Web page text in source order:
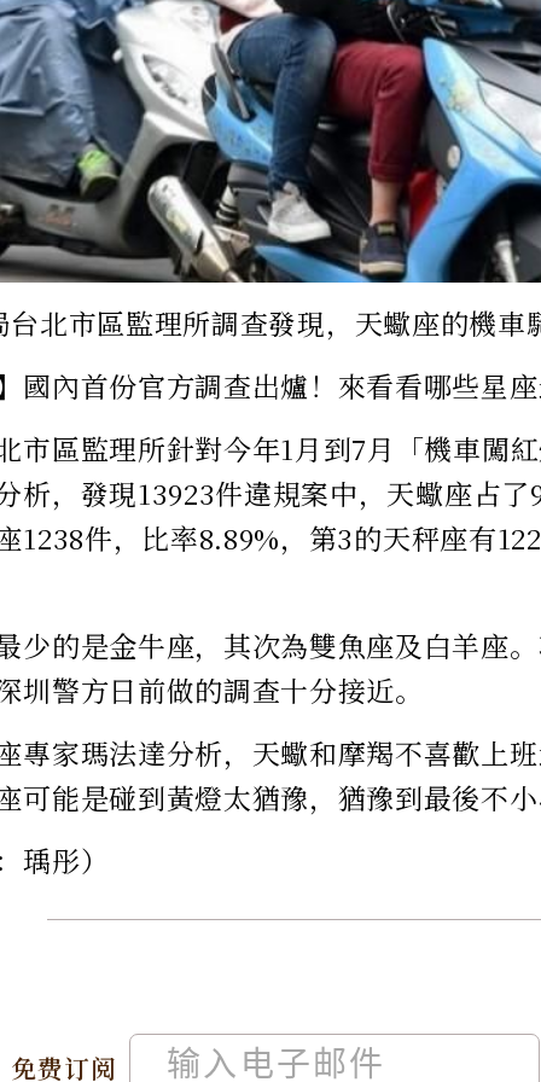
台北市區監理所調查發現，天蠍座的機車
國內首份官方調查出爐！來看看哪些星
市區監理所針對今年1月到7月「機車闖
析，發現13923件違規案中，天蠍座占
1238件，比率8.89%，第3的天秤座有
少的是金牛座，其次為雙魚座及白羊座
圳警方日前做的調查十分接近。
專家瑪法達分析，天蠍和摩羯不喜歡上
可能是碰到黃燈太猶豫，猶豫到最後不
瑀彤）
免费订阅